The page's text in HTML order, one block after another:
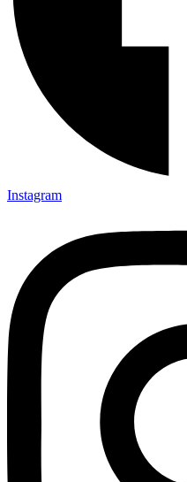
Instagram